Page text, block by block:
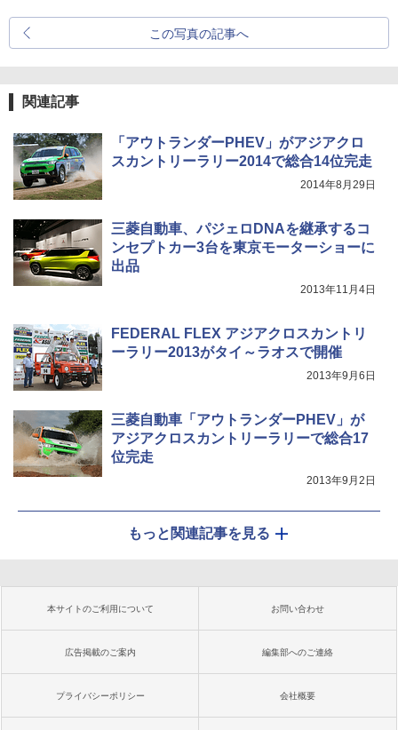
この写真の記事へ
関連記事
「アウトランダーPHEV」がアジアクロ
スカントリーラリー2014で総合14位完走
2014年8月29日
三菱自動車、パジェロDNAを継承するコ
ンセプトカー3台を東京モーターショーに
出品
2013年11月4日
FEDERAL FLEX アジアクロスカントリ
ーラリー2013がタイ～ラオスで開催
2013年9月6日
三菱自動車「アウトランダーPHEV」が
アジアクロスカントリーラリーで総合17
位完走
2013年9月2日
もっと関連記事を見る
本サイトのご利用について お問い合わせ
広告掲載のご案内 編集部へのご連絡
プライバシーポリシー 会社概要